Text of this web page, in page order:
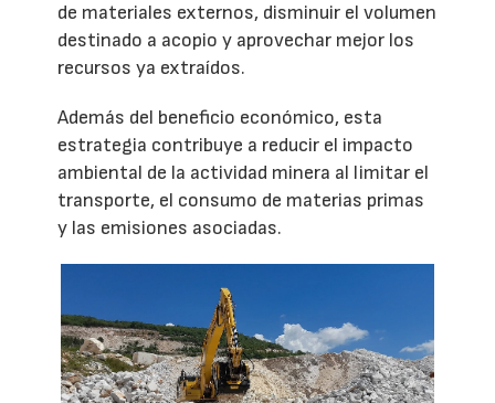
de materiales externos, disminuir el volumen
destinado a acopio y aprovechar mejor los
recursos ya extraídos.
Además del beneficio económico, esta
estrategia contribuye a reducir el impacto
ambiental de la actividad minera al limitar el
transporte, el consumo de materias primas
y las emisiones asociadas.